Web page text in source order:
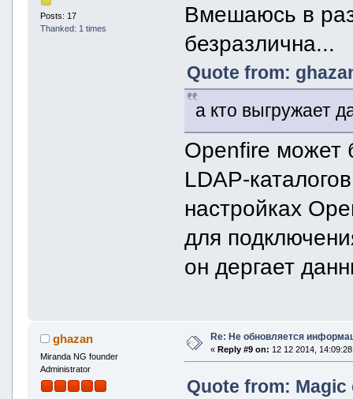
Posts: 17
Thanked: 1 times
Вмешаюсь в
безразлична...
Quote from:
а кто выгружает
Openfire может
LDAP-
настройках
для
он дергает
ghazan
Miranda NG founder
Administrator
Re: Не обновляется
« Reply #9 on: 12 12 2014,
Quote from: Magic